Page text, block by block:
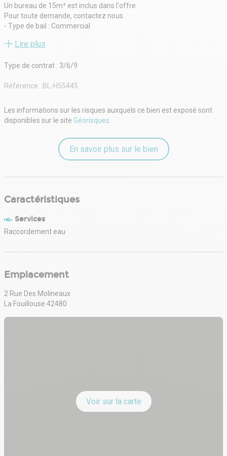
Un bureau de 15m² est inclus dans l'offre.
Pour toute demande, contactez nous.
- Type de bail : Commercial
- Préavis : 1 an
- Indice : ILAT
- Dépôt de garantie : 3 mois HT
Lire plus
Type de contrat : 3/6/9
Référence : BL-H55445
Les informations sur les risques auxquels ce bien est exposé sont
disponibles sur le site Géorisques.
En savoir plus sur le bien
Caractéristiques
Services
Raccordement eau
Emplacement
2 Rue Des Molineaux
La Fouillouse 42480
Voir sur la carte